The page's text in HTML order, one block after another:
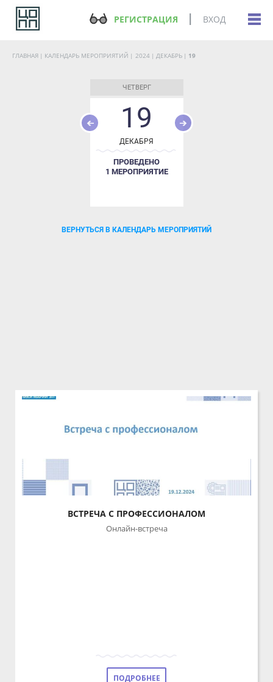
РЕГИСТРАЦИЯ ВХОД
ГЛАВНАЯ КАЛЕНДАРЬ МЕРОПРИЯТИЙ 2024 ДЕКАБРЬ 19
ЧЕТВЕРГ
19
ДЕКАБРЯ
ПРОВЕДЕНО
1 МЕРОПРИЯТИЕ
ВЕРНУТЬСЯ В КАЛЕНДАРЬ МЕРОПРИЯТИЙ
Онлайн-встреча